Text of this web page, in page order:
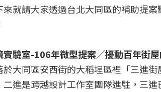
來就請大家透過台北大同區的補助提
實驗室-106年微型提案／擾動百年街
於大同區安西街的大稻埕區裡「三進
二進是跨越設計工作室團隊進駐，三